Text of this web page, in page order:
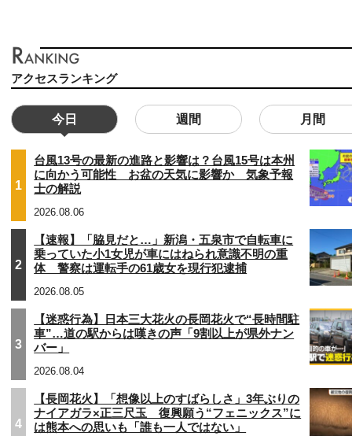
アクセスランキング
今日 週間 月間
1
台風13号の最新の進路と影響は？台風15号は本州
に向かう可能性 お盆の天気に影響か 気象予報
士の解説
2026.08.06
2
【速報】「脇見だと…」新潟・五泉市で自転車に
乗っていた小1女児が車にはねられ意識不明の重
体 警察は運転手の61歳女を現行犯逮捕
2026.08.05
3
【迷惑行為】日本三大花火の長岡花火で“長時間駐
車”…道の駅からは嘆きの声「9割以上が県外ナン
バー」
2026.08.04
4
【長岡花火】「想像以上のすばらしさ」3年ぶりの
ナイアガラ×正三尺玉 復興願う“フェニックス”に
は熊本への思いも「誰も一人ではない」